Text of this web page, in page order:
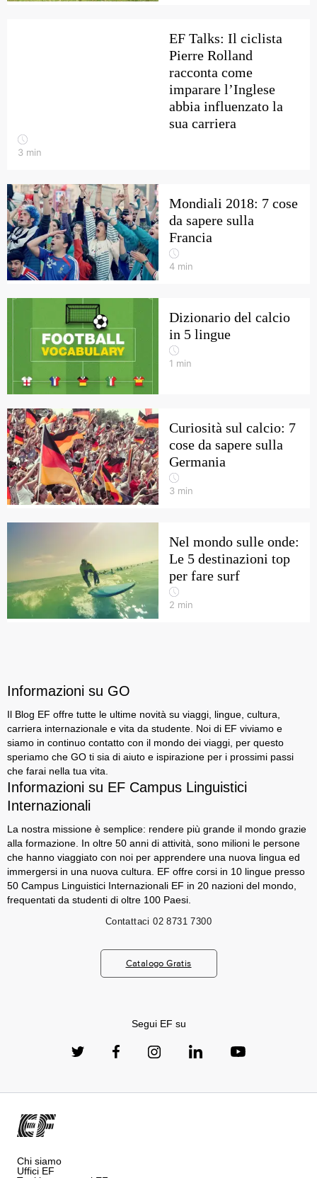
EF Talks: Il ciclista
Pierre Rolland
racconta come
imparare l’Inglese
abbia influenzato la
sua carriera
3 min
Mondiali 2018: 7 cose
da sapere sulla
Francia
4 min
Dizionario del calcio
in 5 lingue
1 min
Curiosità sul calcio: 7
cose da sapere sulla
Germania
3 min
Nel mondo sulle onde:
Le 5 destinazioni top
per fare surf
2 min
Informazioni su GO
Il Blog EF offre tutte le ultime novità su viaggi, lingue, cultura,
carriera internazionale e vita da studente. Noi di EF viviamo e
siamo in continuo contatto con il mondo dei viaggi, per questo
speriamo che GO ti sia di aiuto e ispirazione per i prossimi passi
che farai nella tua vita.
Informazioni su EF Campus Linguistici
Internazionali
La nostra missione è semplice: rendere più grande il mondo grazie
alla formazione. In oltre 50 anni di attività, sono milioni le persone
che hanno viaggiato con noi per apprendere una nuova lingua ed
immergersi in una nuova cultura. EF offre corsi in 10 lingue presso
50 Campus Linguistici Internazionali EF in 20 nazioni del mondo,
frequentati da studenti di oltre 100 Paesi.
Contattaci 02 8731 7300
Catalogo Gratis
Segui EF su
Chi siamo
Uffici EF